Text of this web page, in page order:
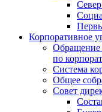
Корпоративное
Обращение
по
Система
Общее
Совет